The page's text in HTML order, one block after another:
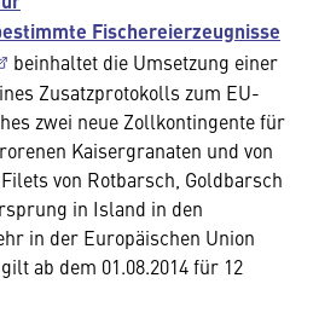
Fischereierzeugnisse
beinhaltet die Umsetzung einer
Zusatzprotokolls zum EU-
zwei neue Zollkontingente für
Kaisergranaten und von
von Rotbarsch, Goldbarsch
in Island in den
in der Europäischen Union
ab dem 01.08.2014 für 12